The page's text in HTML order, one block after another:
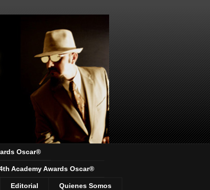
Oscar®
Academy Awards Oscar®
Editorial Quienes Somos